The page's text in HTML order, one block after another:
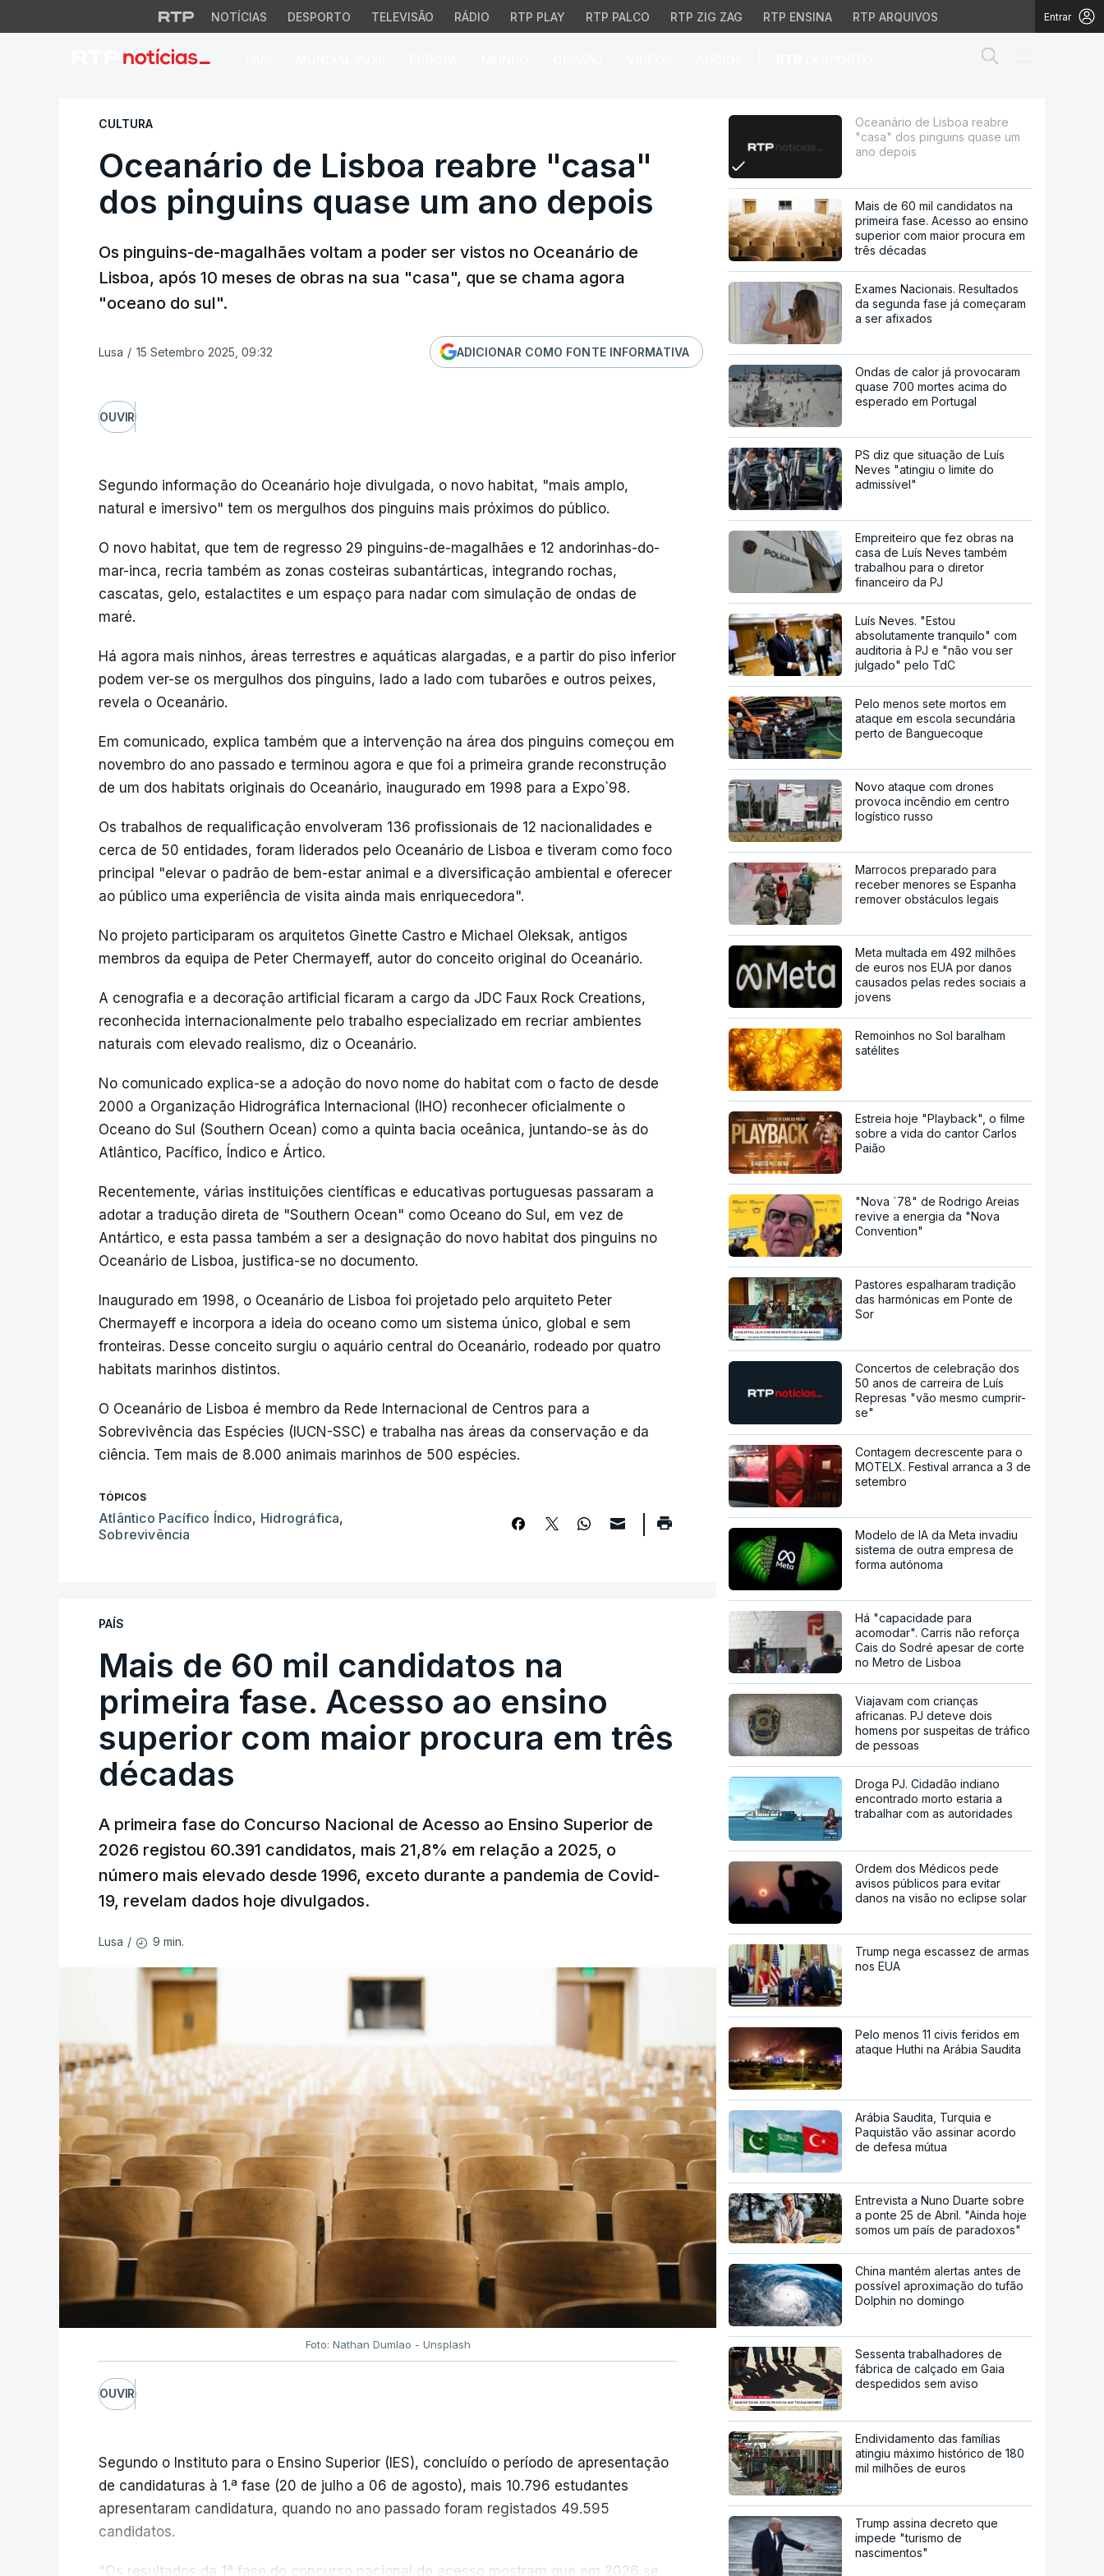
NOTÍCIAS DESPORTO TELEVISÃO RÁDIO RTP PLAY RTP PALCO RTP ZIG ZAG RTP ENSINA RTP ARQUIVOS Entrar
Oceanário de Lisboa reabre "casa" dos pinguins quase um ano
CULTURA
Oceanário de Lisboa reabre "casa"
dos pinguins quase um ano depois
Os pinguins-de-magalhães voltam a poder ser vistos no Oceanário de
Lisboa, após 10 meses de obras na sua "casa", que se chama agora
"oceano do sul".
Lusa / 15 Setembro 2025, 09:32 ADICIONAR COMO FONTE INFORMATIVA
OUVIR
Segundo informação do Oceanário hoje divulgada, o novo habitat, "mais amplo,
natural e imersivo" tem os mergulhos dos pinguins mais próximos do público.
O novo habitat, que tem de regresso 29 pinguins-de-magalhães e 12 andorinhas-do-
mar-inca, recria também as zonas costeiras subantárticas, integrando rochas,
cascatas, gelo, estalactites e um espaço para nadar com simulação de ondas de
maré.
Há agora mais ninhos, áreas terrestres e aquáticas alargadas, e a partir do piso inferior
podem ver-se os mergulhos dos pinguins, lado a lado com tubarões e outros peixes,
revela o Oceanário.
Em comunicado, explica também que a intervenção na área dos pinguins começou em
novembro do ano passado e terminou agora e que foi a primeira grande reconstrução
de um dos habitats originais do Oceanário, inaugurado em 1998 para a Expo`98.
Os trabalhos de requalificação envolveram 136 profissionais de 12 nacionalidades e
cerca de 50 entidades, foram liderados pelo Oceanário de Lisboa e tiveram como foco
principal "elevar o padrão de bem-estar animal e a diversificação ambiental e oferecer
ao público uma experiência de visita ainda mais enriquecedora".
No projeto participaram os arquitetos Ginette Castro e Michael Oleksak, antigos
membros da equipa de Peter Chermayeff, autor do conceito original do Oceanário.
A cenografia e a decoração artificial ficaram a cargo da JDC Faux Rock Creations,
reconhecida internacionalmente pelo trabalho especializado em recriar ambientes
naturais com elevado realismo, diz o Oceanário.
No comunicado explica-se a adoção do novo nome do habitat com o facto de desde
2000 a Organização Hidrográfica Internacional (IHO) reconhecer oficialmente o
Oceano do Sul (Southern Ocean) como a quinta bacia oceânica, juntando-se às do
Atlântico, Pacífico, Índico e Ártico.
Recentemente, várias instituições científicas e educativas portuguesas passaram a
adotar a tradução direta de "Southern Ocean" como Oceano do Sul, em vez de
Antártico, e esta passa também a ser a designação do novo habitat dos pinguins no
Oceanário de Lisboa, justifica-se no documento.
Inaugurado em 1998, o Oceanário de Lisboa foi projetado pelo arquiteto Peter
Chermayeff e incorpora a ideia do oceano como um sistema único, global e sem
fronteiras. Desse conceito surgiu o aquário central do Oceanário, rodeado por quatro
habitats marinhos distintos.
O Oceanário de Lisboa é membro da Rede Internacional de Centros para a
Sobrevivência das Espécies (IUCN-SSC) e trabalha nas áreas da conservação e da
ciência. Tem mais de 8.000 animais marinhos de 500 espécies.
TÓPICOS
Atlântico Pacífico Índico, Hidrográfica,
Sobrevivência
PAÍS
Mais de 60 mil candidatos na
primeira fase. Acesso ao ensino
superior com maior procura em três
décadas
A primeira fase do Concurso Nacional de Acesso ao Ensino Superior de
2026 registou 60.391 candidatos, mais 21,8% em relação a 2025, o
número mais elevado desde 1996, exceto durante a pandemia de Covid-
19, revelam dados hoje divulgados.
Lusa / 9 min.
Foto: Nathan Dumlao - Unsplash
OUVIR
Segundo o Instituto para o Ensino Superior (IES), concluído o período de apresentação
de candidaturas à 1.ª fase (20 de julho a 06 de agosto), mais 10.796 estudantes
apresentaram candidatura, quando no ano passado foram registados 49.595
candidatos.
"Os resultados da 1ª fase do concurso nacional de acesso mostram que em 2026 se
Oceanário de Lisboa reabre
"casa" dos pinguins quase um
ano depois
Mais de 60 mil candidatos na
primeira fase. Acesso ao ensino
superior com maior procura em
três décadas
Exames Nacionais. Resultados
da segunda fase já começaram
a ser afixados
Ondas de calor já provocaram
quase 700 mortes acima do
esperado em Portugal
PS diz que situação de Luís
Neves "atingiu o limite do
admissível"
Empreiteiro que fez obras na
casa de Luís Neves também
trabalhou para o diretor
financeiro da PJ
Luís Neves. "Estou
absolutamente tranquilo" com
auditoria à PJ e "não vou ser
julgado" pelo TdC
Pelo menos sete mortos em
ataque em escola secundária
perto de Banguecoque
Novo ataque com drones
provoca incêndio em centro
logístico russo
Marrocos preparado para
receber menores se Espanha
remover obstáculos legais
Meta multada em 492 milhões
de euros nos EUA por danos
causados pelas redes sociais a
jovens
Remoinhos no Sol baralham
satélites
Estreia hoje "Playback", o filme
sobre a vida do cantor Carlos
Paião
"Nova `78" de Rodrigo Areias
revive a energia da "Nova
Convention"
Pastores espalharam tradição
das harmónicas em Ponte de
Sor
Concertos de celebração dos
50 anos de carreira de Luís
Represas "vão mesmo cumprir-
se"
Contagem decrescente para o
MOTELX. Festival arranca a 3 de
setembro
Modelo de IA da Meta invadiu
sistema de outra empresa de
forma autónoma
Há "capacidade para
acomodar". Carris não reforça
Cais do Sodré apesar de corte
no Metro de Lisboa
Viajavam com crianças
africanas. PJ deteve dois
homens por suspeitas de tráfico
de pessoas
Droga PJ. Cidadão indiano
encontrado morto estaria a
trabalhar com as autoridades
Ordem dos Médicos pede
avisos públicos para evitar
danos na visão no eclipse solar
Trump nega escassez de armas
nos EUA
Pelo menos 11 civis feridos em
ataque Huthi na Arábia Saudita
Arábia Saudita, Turquia e
Paquistão vão assinar acordo
de defesa mútua
Entrevista a Nuno Duarte sobre
a ponte 25 de Abril. "Ainda hoje
somos um país de paradoxos"
China mantém alertas antes de
possível aproximação do tufão
Dolphin no domingo
Sessenta trabalhadores de
fábrica de calçado em Gaia
despedidos sem aviso
Endividamento das famílias
atingiu máximo histórico de 180
mil milhões de euros
Trump assina decreto que
impede "turismo de
nascimentos"